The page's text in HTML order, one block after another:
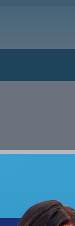
данные,